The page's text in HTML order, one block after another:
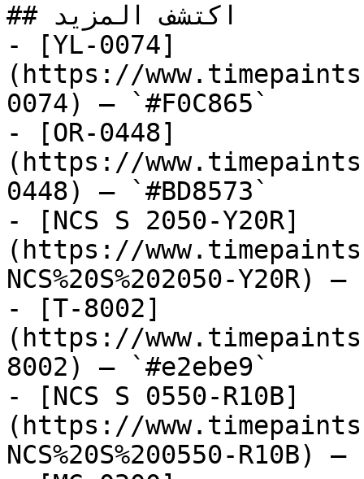
## اكتشف المزيد
- [YL-0074]
(https://
0074) — `#F0C865`
- [OR-0448]
(https://
0448) — `#BD8573`
- [NCS S 2050-Y20R]
(https://
NCS%20S%202050-Y20R)
- [T-8002]
(https://
8002) — `#e2ebe9`
- [NCS S 0550-R10B]
(https://
NCS%20S%200550-R10B)